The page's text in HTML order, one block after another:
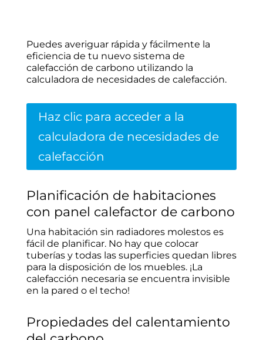
Puedes averiguar rápida y fácilmente la
eficiencia de tu nuevo sistema de
calefacción de carbono utilizando la
calculadora de necesidades de calefacción.
Haz clic para acceder a la
calculadora de necesidades de
calefacción
Planificación de habitaciones
con panel calefactor de carbono
Una habitación sin radiadores molestos es
fácil de planificar. No hay que colocar
tuberías y todas las superficies quedan libres
para la disposición de los muebles. ¡La
calefacción necesaria se encuentra invisible
en la pared o el techo!
Propiedades del calentamiento